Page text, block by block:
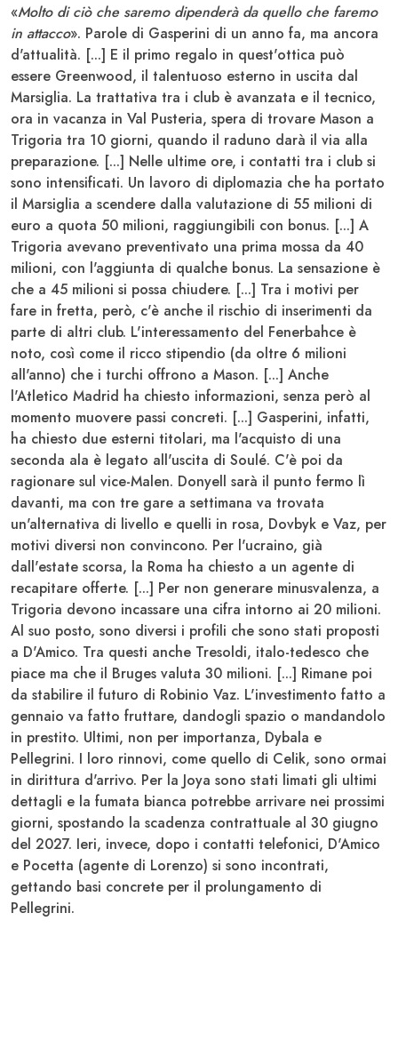
«Molto di ciò che saremo dipenderà da quello che faremo
in attacco». Parole di Gasperini di un anno fa, ma ancora
d'attualità. [...] E il primo regalo in quest'ottica può
essere Greenwood, il talentuoso esterno in uscita dal
Marsiglia. La trattativa tra i club è avanzata e il tecnico,
ora in vacanza in Val Pusteria, spera di trovare Mason a
Trigoria tra 10 giorni, quando il raduno darà il via alla
preparazione. [...] Nelle ultime ore, i contatti tra i club si
sono intensificati. Un lavoro di diplomazia che ha portato
il Marsiglia a scendere dalla valutazione di 55 milioni di
euro a quota 50 milioni, raggiungibili con bonus. [...] A
Trigoria avevano preventivato una prima mossa da 40
milioni, con l'aggiunta di qualche bonus. La sensazione è
che a 45 milioni si possa chiudere. [...] Tra i motivi per
fare in fretta, però, c'è anche il rischio di inserimenti da
parte di altri club. L'interessamento del Fenerbahce è
noto, così come il ricco stipendio (da oltre 6 milioni
all'anno) che i turchi offrono a Mason. [...] Anche
l'Atletico Madrid ha chiesto informazioni, senza però al
momento muovere passi concreti. [...] Gasperini, infatti,
ha chiesto due esterni titolari, ma l'acquisto di una
seconda ala è legato all'uscita di Soulé. C'è poi da
ragionare sul vice-Malen. Donyell sarà il punto fermo lì
davanti, ma con tre gare a settimana va trovata
un'alternativa di livello e quelli in rosa, Dovbyk e Vaz, per
motivi diversi non convincono. Per l'ucraino, già
dall'estate scorsa, la Roma ha chiesto a un agente di
recapitare offerte. [...] Per non generare minusvalenza, a
Trigoria devono incassare una cifra intorno ai 20 milioni.
Al suo posto, sono diversi i profili che sono stati proposti
a D'Amico. Tra questi anche Tresoldi, italo-tedesco che
piace ma che il Bruges valuta 30 milioni. [...] Rimane poi
da stabilire il futuro di Robinio Vaz. L'investimento fatto a
gennaio va fatto fruttare, dandogli spazio o mandandolo
in prestito. Ultimi, non per importanza, Dybala e
Pellegrini. I loro rinnovi, come quello di Celik, sono ormai
in dirittura d'arrivo. Per la Joya sono stati limati gli ultimi
dettagli e la fumata bianca potrebbe arrivare nei prossimi
giorni, spostando la scadenza contrattuale al 30 giugno
del 2027. Ieri, invece, dopo i contatti telefonici, D'Amico
e Pocetta (agente di Lorenzo) si sono incontrati,
gettando basi concrete per il prolungamento di
Pellegrini.